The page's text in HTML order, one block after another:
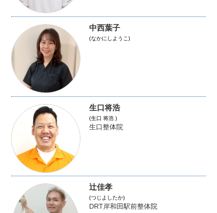
中西葉子
(なかにしようこ)
生口将浩
(生口 将浩 )
生口整体院
辻佳孝
(つじよしたか)
DRT岸和田駅前整体院